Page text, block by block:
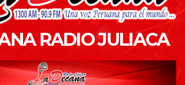
RADIO JULIACA